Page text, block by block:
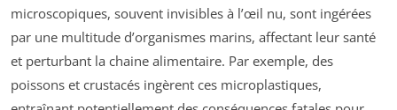
microscopiques, souvent invisibles à l’œil nu, sont ingérées
par une multitude d’organismes marins, affectant leur santé
et perturbant la chaine alimentaire. Par exemple, des
poissons et crustacés ingèrent ces microplastiques,